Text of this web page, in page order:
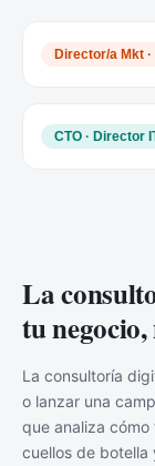
Director/a Mkt ·
CTO · Director
La
tu
La consultoría
o lanzar una
que analiza
cuellos de botella